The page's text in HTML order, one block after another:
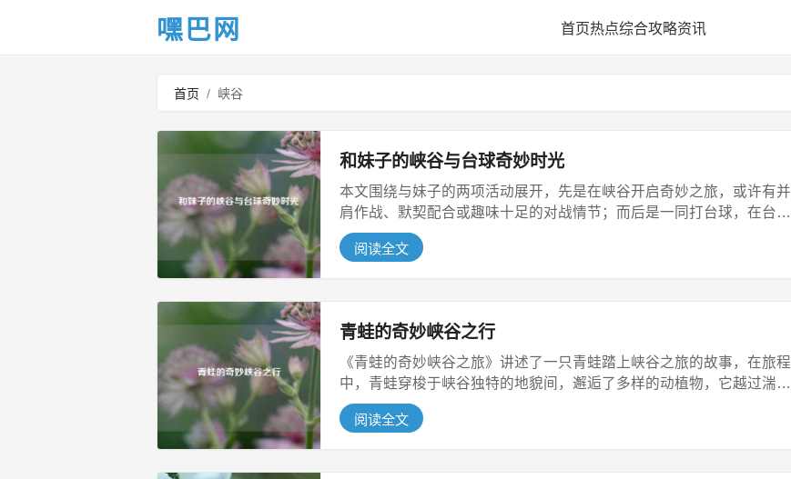
嘿巴网 首页热点综合攻略资讯
首页 / 峡谷
和妹子的峡谷与台球奇妙时光
本文围绕与妹子的两项活动展开，先是在峡谷开启奇妙之旅，或许有并
肩作战、默契配合或趣味十足的对战情节；而后是一同打台球，在台球
桌上...
阅读全文
青蛙的奇妙峡谷之行
《青蛙的奇妙峡谷之旅》讲述了一只青蛙踏上峡谷之旅的故事，在旅程
中，青蛙穿梭于峡谷独特的地貌间，邂逅了多样的动植物，它越过湍急
溪流...
阅读全文